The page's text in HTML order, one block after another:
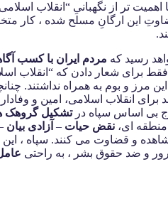
اهمیت تر از نگهبانیِ
این ارگانِ مسلح شده ، کار
مردم ایران با کسب
شعار دادن که “انقلاب
و بوم به همراه نداشتند.
انقلاب اسلامی، امین و وفادار
بی اساس سپاه درتشکیل گروهک
ای، نقض حیات – آزادی بیان
و قضاوت می کنند. سپاه ،
و ضد حقوق بشر ، به راحتی